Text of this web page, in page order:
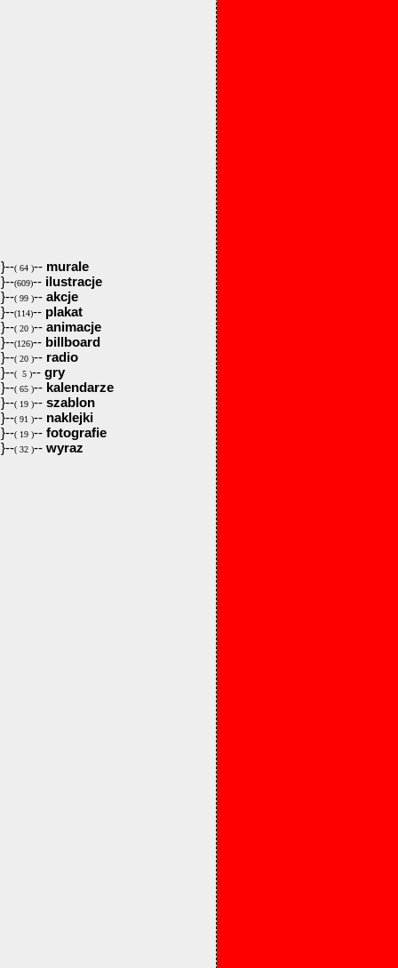
}--( 64 )-- murale
}--(609)-- ilustracje
}--( 99 )-- akcje
}--(114)-- plakat
}--( 20 )-- animacje
}--(126)-- billboard
}--( 20 )-- radio
}--( 5 )-- gry
}--( 65 )-- kalendarze
}--( 19 )-- szablon
}--( 91 )-- naklejki
}--( 19 )-- fotografie
}--( 32 )-- wyraz